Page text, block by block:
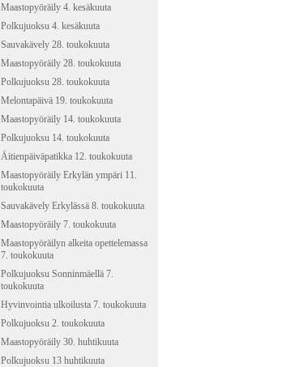
Maastopyöräily 4. kesäkuuta
Polkujuoksu 4. kesäkuuta
Sauvakävely 28. toukokuuta
Maastopyöräily 28. toukokuuta
Polkujuoksu 28. toukokuuta
Melontapäivä 19. toukokuuta
Maastopyöräily 14. toukokuuta
Polkujuoksu 14. toukokuuta
Äitienpäiväpatikka 12. toukokuuta
Maastopyöräily Erkylän ympäri 11.
toukokuuta
Sauvakävely Erkylässä 8. toukokuuta
Maastopyöräily 7. toukokuuta
Maastopyöräilyn alkeita opettelemassa
7. toukokuuta
Polkujuoksu Sonninmäellä 7.
toukokuuta
Hyvinvointia ulkoilusta 7. toukokuuta
Polkujuoksu 2. toukokuuta
Maastopyöräily 30. huhtikuuta
Polkujuoksu 13 huhtikuuta